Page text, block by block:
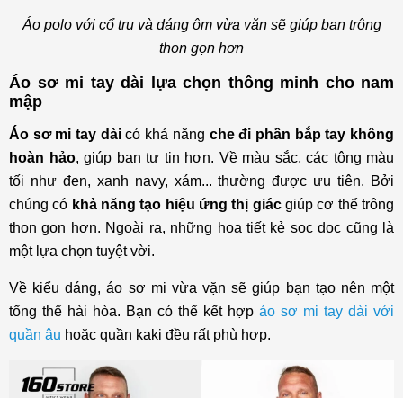
Áo polo với cổ trụ và dáng ôm vừa vặn sẽ giúp bạn trông
thon gọn hơn
Áo sơ mi tay dài lựa chọn thông minh cho nam
mập
Áo sơ mi tay dàicó khả năng che đi phần bắp tay không
hoàn hảo, giúp bạn tự tin hơn. Về màu sắc, các tông màu
tối như đen, xanh navy, xám... thường được ưu tiên. Bởi
chúng có khả năng tạo hiệu ứng thị giácgiúp cơ thể trông
thon gọn hơn. Ngoài ra, những họa tiết kẻ sọc dọc cũng là
một lựa chọn tuyệt vời.
Về kiểu dáng, áo sơ mi vừa vặn sẽ giúp bạn tạo nên một
tổng thể hài hòa. Bạn có thể kết hợp áo sơ mi tay dài với
quần âu hoặc quần kaki đều rất phù hợp.